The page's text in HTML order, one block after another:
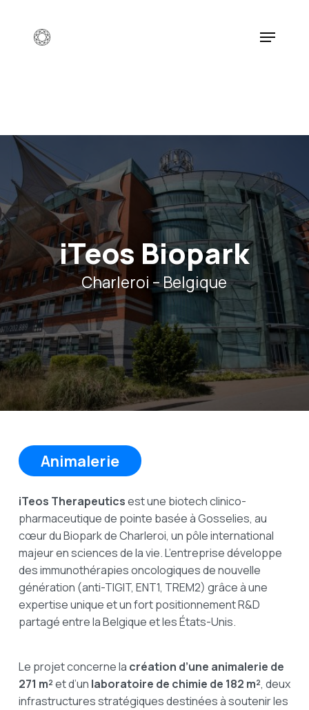
Menu
iTeos Biopark
Charleroi – Belgique
Animalerie
iTeos Therapeuticsest une biotech clinico-
pharmaceutique de pointe basée à Gosselies, au
cœur du Biopark de Charleroi, un pôle international
majeur en sciences de la vie. L’entreprise développe
des immunothérapies oncologiques de nouvelle
génération (anti-TIGIT, ENT1, TREM2) grâce à une
expertise unique et un fort positionnement R&D
partagé entre la Belgique et les États-Unis.
Le projet concerne la création d’une animalerie de
271 m²et d’un laboratoire de chimie de 182 m², deux
infrastructures stratégiques destinées à soutenir les